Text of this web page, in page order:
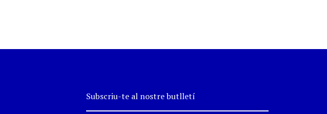
Subscriu-te al nostre butlletí